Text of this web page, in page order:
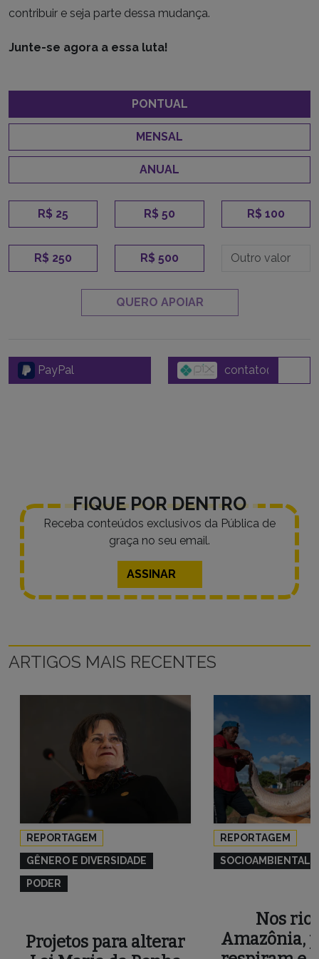
contribuir e seja parte dessa mudança.
Junte-se agora a essa luta!
PONTUAL
MENSAL
ANUAL
R$ 25 R$ 50 R$ 100
R$ 250 R$ 500
QUERO APOIAR
PayPal
FIQUE POR DENTRO
Receba conteúdos exclusivos da Pública de
graça no seu email.
ASSINAR
ARTIGOS MAIS RECENTES
REPORTAGEM
GÊNERO E DIVERSIDADE
PODER
Projetos para alterar
REPORTAGEM
SOCIOAMBIENTAL
Nos
Amazônia,